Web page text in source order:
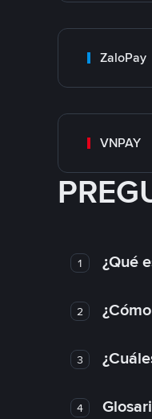
ZaloPay
VNPAY
1 ¿Qué
2
3
4